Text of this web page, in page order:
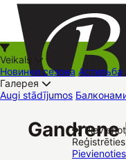
Reģistrēties
Pievienoties
Veikals
Новинки сезона Астильба
Галерея
Augi stādījumos